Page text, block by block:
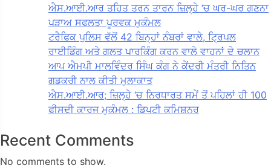
ਐਸ.ਆਈ.ਆਰ ਤਹਿਤ ਤਰਨ ਤਾਰਨ ਜ਼ਿਲ੍ਹੇ ‘ਚ ਘਰ-ਘਰ ਗਣਨਾ
ਪੜਾਅ ਸਫਲਤਾ ਪੂਰਵਕ ਮੁਕੰਮਲ
ਟਰੈਫਿਕ ਪੁਲਿਸ ਵੱਲੋਂ 42 ਬਿਨ੍ਹਾਂ ਨੰਬਰਾਂ ਵਾਲੇ, ਟ੍ਰਿਪਲ
ਰਾਈਡਿੰਗ ਅਤੇ ਗਲਤ ਪਾਰਕਿੰਗ ਕਰਨ ਵਾਲੇ ਵਾਹਨਾਂ ਦੇ ਚਲਾਨ
ਆਪ ਐਮਪੀ ਮਾਲਵਿੰਦਰ ਸਿੰਘ ਕੰਗ ਨੇ ਕੇਂਦਰੀ ਮੰਤਰੀ ਨਿਤਿਨ
ਗਡਕਰੀ ਨਾਲ ਕੀਤੀ ਮੁਲਾਕਾਤ
ਐਸ.ਆਈ.ਆਰ; ਜ਼ਿਲ੍ਹੇ ‘ਚ ਨਿਰਧਾਰਤ ਸਮੇਂ ਤੋਂ ਪਹਿਲਾਂ ਹੀ 100
ਫੀਸਦੀ ਕਾਰਜ ਮੁਕੰਮਲ : ਡਿਪਟੀ ਕਮਿਸ਼ਨਰ
Recent Comments
No comments to show.